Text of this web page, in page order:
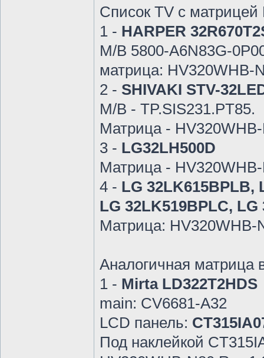
Список TV с
1 - HARPER
M/B 5800-А6N83G-
матрица: HV320WHB-
2 - SHIVAKI STV-
M/B - TP.SIS231.PT85.
Матрица -
3 - LG32LH500D
Матрица -
4 - LG 32LK615BPLB,
LG 32LK519BPLC,
Матрица: HV320WHB-
Аналогичная матрица
1 - Mirta LD322T2HDS
main: CV6681-A32
LCD панель:
Под наклейкой